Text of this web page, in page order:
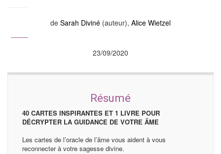
de Sarah Diviné (auteur), Alice Wietzel
23/09/2020
Résumé
40 CARTES INSPIRANTES ET 1 LIVRE POUR
DÉCRYPTER LA GUIDANCE DE VOTRE ÂME
Les cartes de l’oracle de l’âme vous aident à vous
reconnecter à votre sagesse divine.